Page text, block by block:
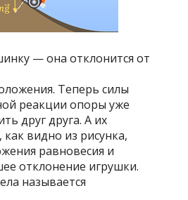
— она отклонится от
Теперь силы
реакции опоры уже
друг друга. А их
видно из рисунка,
равновесия и
отклонение игрушки.
называется